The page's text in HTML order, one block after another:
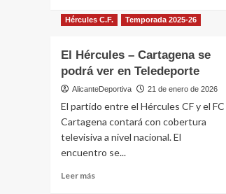
sobre
MVP
del
la
jornada
20
Hércules C.F. Temporada 2025-26
El Hércules – Cartagena se
podrá ver en Teledeporte
AlicanteDeportiva 21 de enero de 2026
El partido entre el Hércules CF y el FC
Cartagena contará con cobertura
televisiva a nivel nacional. El
encuentro se...
Leer más